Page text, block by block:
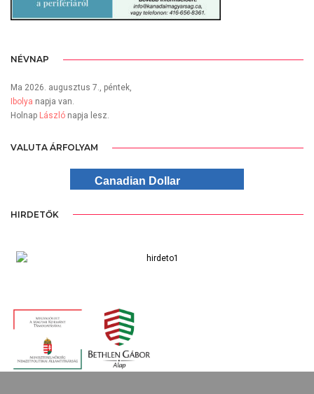
NÉVNAP
Ma 2026. augusztus 7., péntek,
Ibolya napja van.
Holnap László napja lesz.
VALUTA ÁRFOLYAM
Canadian Dollar
HIRDETŐK